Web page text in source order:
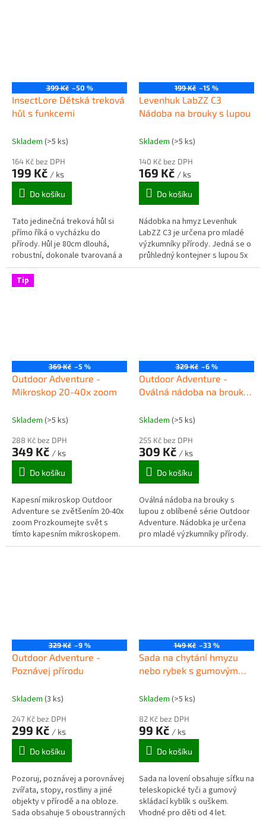
399 Kč –50 %
InsectLore Dětská treková
hůl s funkcemi
Skladem (>5 ks)
164 Kč bez DPH
199 Kč / ks
Do košíku
Tato jedinečná treková hůl si
přímo říká o vycházku do
přírody. Hůl je 80cm dlouhá,
robustní, dokonale tvarovaná a
rozhodně se na ni v terénu
můžete spolehnout. Treková hůl
je...
199 Kč –15 %
Levenhuk LabZZ C3
Nádoba na brouky s lupou
Skladem (>5 ks)
140 Kč bez DPH
169 Kč / ks
Do košíku
Nádobka na hmyz Levenhuk
LabZZ C3 je určena pro mladé
výzkumníky přírody. Jedná se o
průhledný kontejner s lupou 5x
ve víku. Lze do něj vkládat malé
Tip
369 Kč –5 %
Outdoor Adventure -
Mikroskop 20-40x zoom
Skladem (>5 ks)
288 Kč bez DPH
349 Kč / ks
Do košíku
Kapesní mikroskop Outdoor
Adventure se zvětšením 20-40x
zoom Prozkoumejte svět s
tímto kapesním mikroskopem.
Plynulé zvětšení 20-40x vám
329 Kč –6 %
Outdoor Adventure -
Oválná nádoba na brouky
Skladem (>5 ks)
255 Kč bez DPH
309 Kč / ks
Do košíku
Oválná nádoba na brouky s
lupou z oblíbené série Outdoor
Adventure. Nádobka je určena
pro mladé výzkumníky přírody.
Jedná se o průhledný kontejner
329 Kč –9 %
Outdoor Adventure -
Poznávej přírodu
Skladem (3 ks)
247 Kč bez DPH
299 Kč / ks
Do košíku
Pozoruj, poznávej a porovnávej
zvířata, stopy, rostliny a jiné
objekty v přírodě a na obloze.
Sada obsahuje 5 oboustranných
149 Kč –33 %
Sada na chytání hmyzu
nebo rybek s gumovým
Skladem (>5 ks)
82 Kč bez DPH
99 Kč / ks
Do košíku
Sada na lovení obsahuje síťku na
teleskopické tyči a gumový
skládací kyblík s ouškem.
Vhodné pro děti od 4 let.